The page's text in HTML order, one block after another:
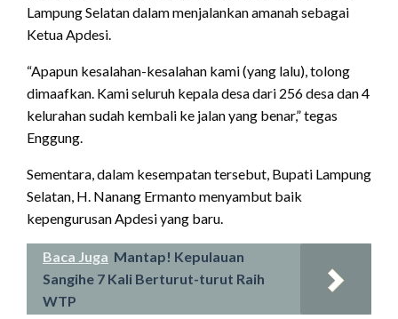
Lampung Selatan dalam menjalankan amanah sebagai
Ketua Apdesi.
“Apapun kesalahan-kesalahan kami (yang lalu), tolong
dimaafkan. Kami seluruh kepala desa dari 256 desa dan 4
kelurahan sudah kembali ke jalan yang benar,” tegas
Enggung.
Sementara, dalam kesempatan tersebut, Bupati Lampung
Selatan, H. Nanang Ermanto menyambut baik
kepengurusan Apdesi yang baru.
Baca Juga Mantap! Kepulauan
Sangihe 7 Kali Berturut-turut Raih
WTP